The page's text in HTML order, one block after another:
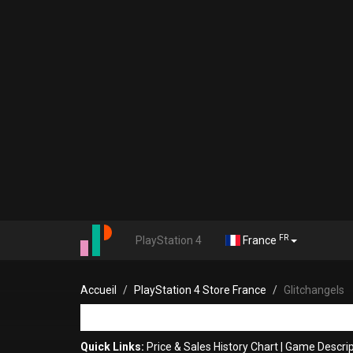
PlayStation 4 France FR
Accueil PlayStation 4 Store France Glitchangels
Quick Links: Price & Sales History Chart Game